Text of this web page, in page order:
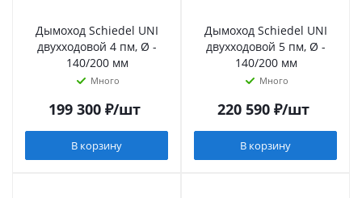
Дымоход Schiedel UNI
двухходовой 4 пм, Ø -
140/200 мм
Много
199 300₽/шт
В корзину
Дымоход Schiedel UNI
двухходовой 5 пм, Ø -
140/200 мм
Много
220 590₽/шт
В корзину